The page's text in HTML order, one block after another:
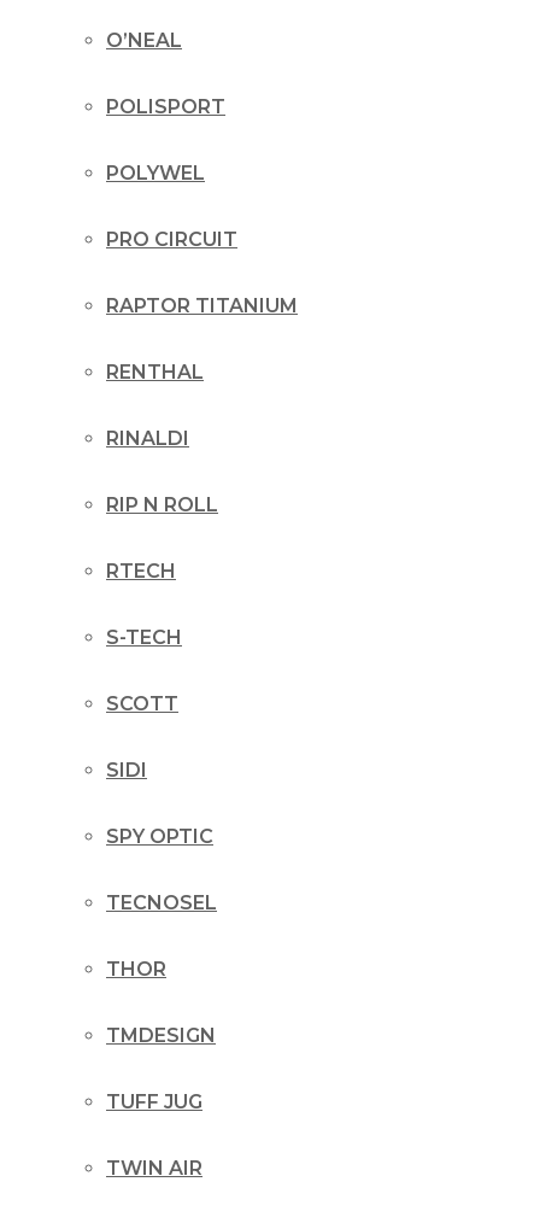
O’NEAL
POLISPORT
POLYWEL
PRO CIRCUIT
RAPTOR TITANIUM
RENTHAL
RINALDI
RIP N ROLL
RTECH
S-TECH
SCOTT
SIDI
SPY OPTIC
TECNOSEL
THOR
TMDESIGN
TUFF JUG
TWIN AIR